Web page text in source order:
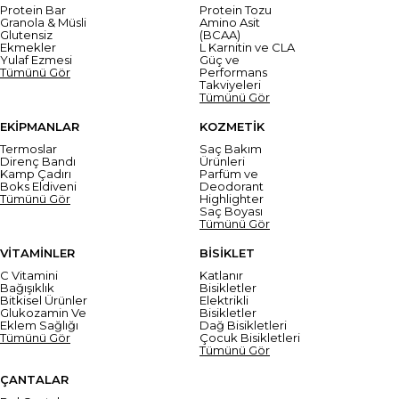
Protein Bar
Granola & Müsli
Glutensiz
Ekmekler
Yulaf Ezmesi
Tümünü Gör
Protein Tozu
Amino Asit
(BCAA)
L Karnitin ve CLA
Güç ve
Performans
Takviyeleri
Tümünü Gör
EKİPMANLAR
Termoslar
Direnç Bandı
Kamp Çadırı
Boks Eldiveni
Tümünü Gör
KOZMETİK
Saç Bakım
Ürünleri
Parfüm ve
Deodorant
Highlighter
Saç Boyası
Tümünü Gör
VİTAMİNLER
C Vitamini
Bağışıklık
Bitkisel Ürünler
Glukozamin Ve
Eklem Sağlığı
Tümünü Gör
BİSİKLET
Katlanır
Bisikletler
Elektrikli
Bisikletler
Dağ Bisikletleri
Çocuk Bisikletleri
Tümünü Gör
ÇANTALAR